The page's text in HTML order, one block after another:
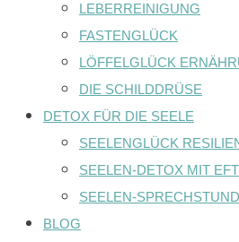
LEBERREINIGUNG
FASTENGLÜCK
LÖFFELGLÜCK
DIE SCHILDDRÜSE
DETOX FÜR DIE SEELE
SEELENGLÜCK
SEELEN-DETOX MIT
SEELEN-
BLOG